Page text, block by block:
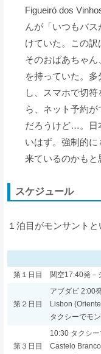
Figueiró dos
んが「いつもバ
けていた。この
そのおばあちゃ
を持っていた。
し、スマホで切
ら、ネット予約
だろうけど…。日
いはず。強制的
来ているのかもと
スケジュール
１泊目がモンサント
第１日目
関空17:40発－
第２日目
アブダビ 2:00
Lisbon
タクシーでモ
第３日目
10:30 タクシ
Castelo